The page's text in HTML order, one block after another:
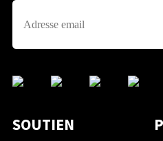
SOUTIEN